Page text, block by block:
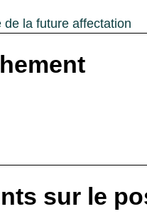
la future affectation
sur le